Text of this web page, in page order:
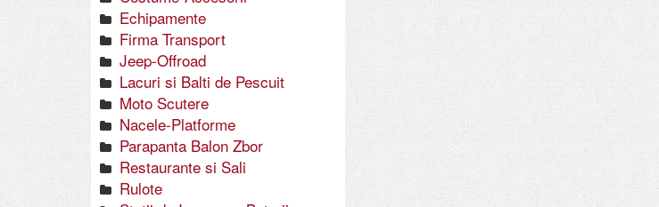
Echipamente
Firma Transport
Jeep-Offroad
Lacuri si Balti de Pescuit
Moto Scutere
Nacele-Platforme
Parapanta Balon Zbor
Restaurante si Sali
Rulote